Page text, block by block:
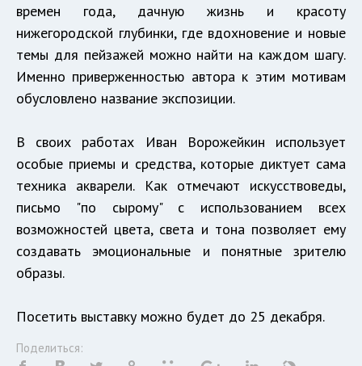
времен года, дачную жизнь и красоту
нижегородской глубинки, где вдохновение и новые
темы для пейзажей можно найти на каждом шагу.
Именно приверженностью автора к этим мотивам
обусловлено название экспозиции.
В своих работах Иван Ворожейкин использует
особые приемы и средства, которые диктует сама
техника акварели. Как отмечают искусствоведы,
письмо "по сырому" с использованием всех
возможностей цвета, света и тона позволяет ему
создавать эмоциональные и понятные зрителю
образы.
Посетить выставку можно будет до 25 декабря.
Поделиться: